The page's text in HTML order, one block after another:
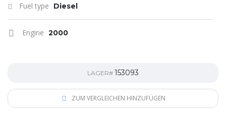
Fuel type Diesel
Engine 2000
LAGER# 153093
ZUM VERGLEICHEN HINZUFÜGEN